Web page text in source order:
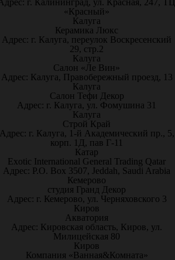
г. Калининград, ул. Красная, 247, ТЦ
«Красный»
Калуга
Керамика Люкс
Адрес: г. Калуга, переулок Воскресенский
29, стр.2
Калуга
Салон «Ле Вин»
Адрес: Калуга, Правобережный проезд, 13
Калуга
Салон Тефи Декор
Адрес: г. Калуга, ул. Фомушина 31
Калуга
Строй Край
г. Калуга, 1-й Академический пр., 5,
корп. 1Д, пав Г-11
Катар
Exotic International General Trading Qatar
Адрес: P.O. Box 3507, Jeddah, Saudi Arabia
Кемерово
студия Гранд Декор
Адрес: г. Кемерово, ул. Черняховского 3
Киров
Акватория
Адрес: Кировская область, Киров, ул.
Милицейская 80
Киров
Компания «Ванная&Комната»